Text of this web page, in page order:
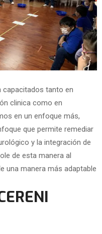
capacitados tanto en
clinica como en
en un enfoque más,
que permite remediar
y la integración de
de esta manera al
una manera más adaptable